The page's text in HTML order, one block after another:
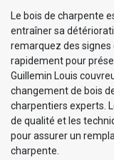
Le bois de charpente
entraîner sa
remarquez des
rapidement pour
Guillemin Louis
changement de bois
charpentiers experts.
de qualité et les
pour assurer un
charpente.